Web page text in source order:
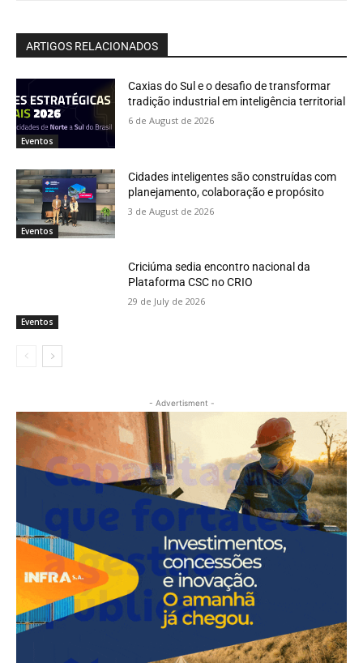
ARTIGOS RELACIONADOS
Eventos
Caxias do Sul e o desafio de transformar
tradição industrial em inteligência territorial
6 de August de 2026
Eventos
Cidades inteligentes são construídas com
planejamento, colaboração e propósito
3 de August de 2026
Eventos
Criciúma sedia encontro nacional da
Plataforma CSC no CRIO
29 de July de 2026
- Advertisment -